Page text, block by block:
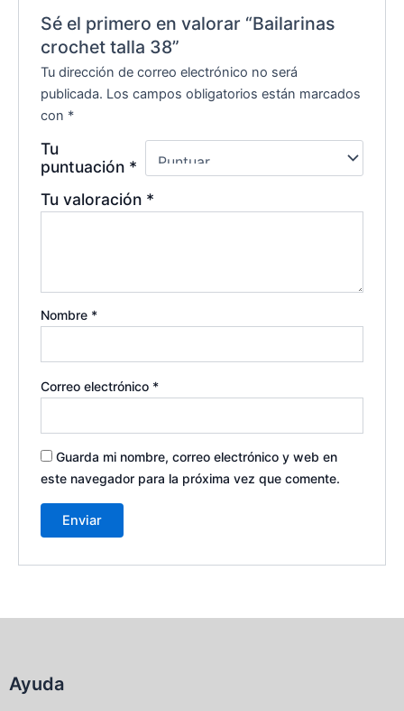
Sé el primero en valorar “Bailarinas
crochet talla 38”
Tu dirección de correo electrónico no será
publicada. Los campos obligatorios están marcados
con *
Tu
puntuación *
Tu valoración *
Nombre *
Correo electrónico *
Guarda mi nombre, correo electrónico y web en
este navegador para la próxima vez que comente.
Ayuda